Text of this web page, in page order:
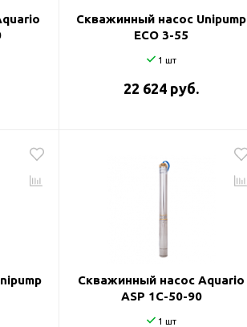
Скважинный насос Unipump
ECO 3-55
1 шт
22 624 руб.
Скважинный насос Aquario
ASP 1С-50-90
1 шт